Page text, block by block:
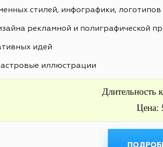
стилей, инфографики, логотипов
рекламной и полиграфической
идей
иллюстрации
Длительность
Цена: